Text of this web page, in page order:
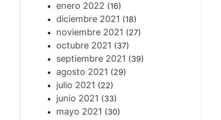
enero 2022 (16)
diciembre 2021 (18)
noviembre 2021 (27)
octubre 2021 (37)
septiembre 2021 (39)
agosto 2021 (29)
julio 2021 (22)
junio 2021 (33)
mayo 2021 (30)